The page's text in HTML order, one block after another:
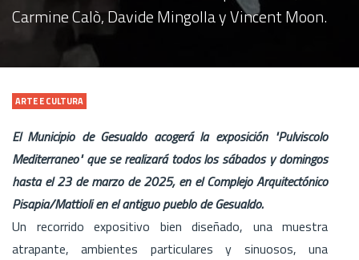
Carmine Calò, Davide Mingolla y Vincent Moon.
ARTE E CULTURA
El Municipio de Gesualdo acogerá la exposición "Pulviscolo
Mediterraneo" que se realizará todos los sábados y domingos
hasta el 23 de marzo de 2025, en el Complejo Arquitectónico
Pisapia/Mattioli en el antiguo pueblo de Gesualdo.
Un recorrido expositivo bien diseñado, una muestra
atrapante, ambientes particulares y sinuosos, una